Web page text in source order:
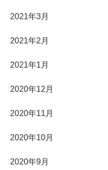
2021年3月
2021年2月
2021年1月
2020年12月
2020年11月
2020年10月
2020年9月